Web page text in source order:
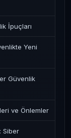
İpuçları
Yeni
Güvenlik
ve Önlemler
Siber